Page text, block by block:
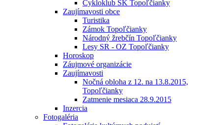
Cykloklub ŠK Topoľčianky
Zaujímavosti obce
Turistika
Zámok Topoľčianky
Národný žrebčín Topoľčianky
Lesy SR - OZ Topoľčianky
Horoskop
Záujmové organizácie
Zaujímavosti
Nočná obloha z 12. na 13.8.2015,
Topoľčianky
Zatmenie mesiaca 28.9.2015
Inzercia
Fotogaléria